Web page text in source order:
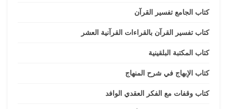
كتاب الجامع تفسير القرآن
كتاب تفسير القرآن بالقراءات القرآنية العشر
كتاب المكتبة البلقينية
كتاب الإبهاج في شرح المنهاج
كتاب وقفات مع الفكر العقدي الوافد